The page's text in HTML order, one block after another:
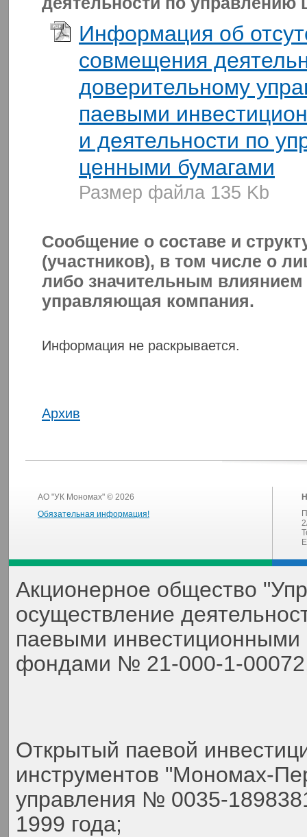
Информация об
совмещения
доверительному
паевыми
и деятельности по
ценными бумагами
Размер файла 135 Kb
Сообщение о составе и
(участников), в том числе о
либо значительным влиянием
управляющая компания.
Информация не раскрывается.
Архив
АО "УК Мономах" © 2026
Обязательная информация!
Акционерное общество
осуществление
паевыми
фондами № 21-000-1-
Открытый паевой
инструментов "Мономах-
управления № 0035-
1999 года;